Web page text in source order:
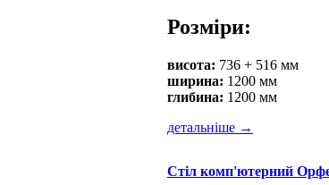
Розміри:
висота: 736 + 516 мм
ширина: 1200 мм
глибина: 1200 мм
детальніше →
Стіл комп'ютерний